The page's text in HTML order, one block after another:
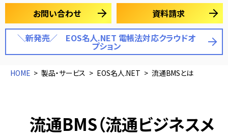
お問い合わせ
資料請求
＼新発売／ EOS名人.NET 電帳法対応クラウドオ
プション
HOME 製品・サービス EOS名人.NET 流通BMSとは
流通BMS（流通ビジネスメ